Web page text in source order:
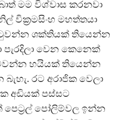
මම විශ්වාස කරනවා
වික්‍රමසිංහ මහත්තයා
ශක්තියක් තියෙන්න
පැරදිලා වෙන කෙනෙක්
හයියක් තියෙන්න
රට අරාජික වෙලා
අඩියක් පස්සට
පෝලිම්වල ඉන්න